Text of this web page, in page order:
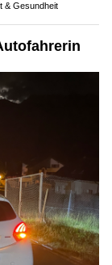
& Gesundheit